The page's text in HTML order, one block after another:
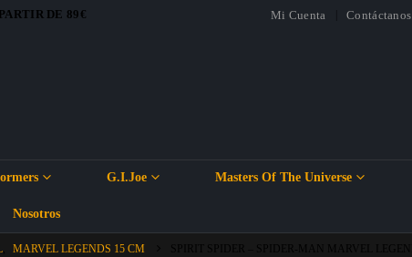
DE 89€ Mi Cuenta Contáctanos
G.I.Joe Masters Of The Universe
Nosotros
MARVEL LEGENDS 15 CM